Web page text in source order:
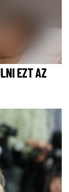
EZT AZ